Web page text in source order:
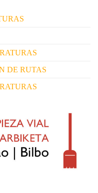
DE RUTAS